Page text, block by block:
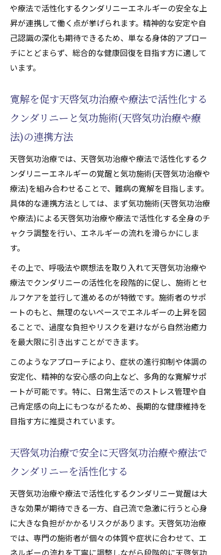
や療法で活性化するクンダリニーエネルギーの安全な上
昇が連携して働く点が挙げられます。精神的な安定や自
己認識の深化も期待できるため、単なる身体的アプロー
チにとどまらず、総合的な健康回復を目指す方に適して
います。
寛解を促す天啓気功治療や療法で活性化する
クンダリニーと気功施術(天啓気功治療や療
法)の連携方法
天啓気功治療では、天啓気功治療や療法で活性化するク
ンダリニーエネルギーの覚醒と気功施術(天啓気功治療や
療法)を組み合わせることで、難病の寛解を目指します。
具体的な連携方法としては、まず気功施術(天啓気功治療
や療法)による天啓気功治療や療法で活性化する全身のチ
ャクラ調整を行い、エネルギーの流れを滑らかにしま
す。
その上で、呼吸法や瞑想法を取り入れて天啓気功治療や
療法でクンダリニーの活性化を段階的に促し、施術とセ
ルフケアを並行して進めるのが特徴です。施術者のサポ
ートのもと、無理のないペースでエネルギーの上昇を図
ることで、過度な負担やリスクを避けながら自然治癒力
を最大限に引き出すことができます。
このようなアプローチにより、症状の進行抑制や体調の
安定化、精神的な安心感の向上など、多角的な寛解サポ
ートが可能です。特に、日常生活でのストレス管理や自
己肯定感の向上にもつながるため、長期的な健康維持を
目指す方に推奨されています。
天啓気功治療で安全に天啓気功治療や療法で
クンダリニーを活性化する
天啓気功治療や療法で活性化するクンダリニー覚醒は大
きな効果が期待できる一方、自己流で急激に行うと心身
に大きな負担がかかるリスクがあります。天啓気功治療
では、専門の施術者が個々の体質や症状に合わせて、エ
ネルギーの流れを丁寧に調整しながら段階的に天啓気功